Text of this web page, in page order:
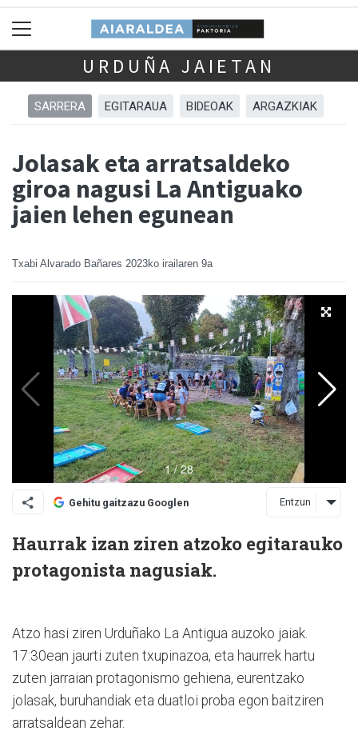
URDUÑA JAIETAN
SARRERA EGITARAUA BIDEOAK ARGAZKIAK
Jolasak eta arratsaldeko
giroa nagusi La Antiguako
jaien lehen egunean
Txabi Alvarado Bañares 2023ko irailaren 9a
Gehitu gaitzazu Googlen Entzun
Haurrak izan ziren atzoko egitarauko
protagonista nagusiak.
Atzo hasi ziren Urduñako La Antigua auzoko jaiak.
17:30ean jaurti zuten txupinazoa, eta haurrek hartu
zuten jarraian protagonismo gehiena, eurentzako
jolasak, buruhandiak eta duatloi proba egon baitziren
arratsaldean zehar.